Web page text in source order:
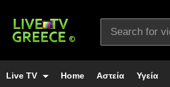
Live TV Home Αστεία Υγεία